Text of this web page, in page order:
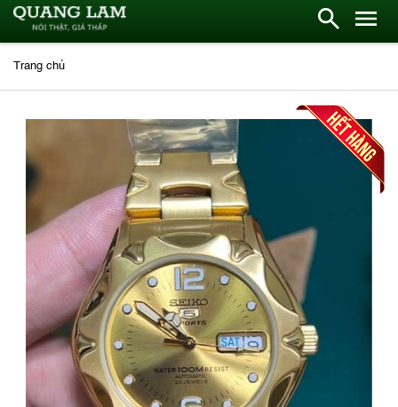
Trang chủ